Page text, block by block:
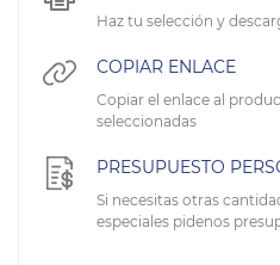
Haz tu selección y
COPIAR ENLACE
Copiar el enlace al
seleccionadas
PRESUPUESTO
Si necesitas otras
especiales pidenos